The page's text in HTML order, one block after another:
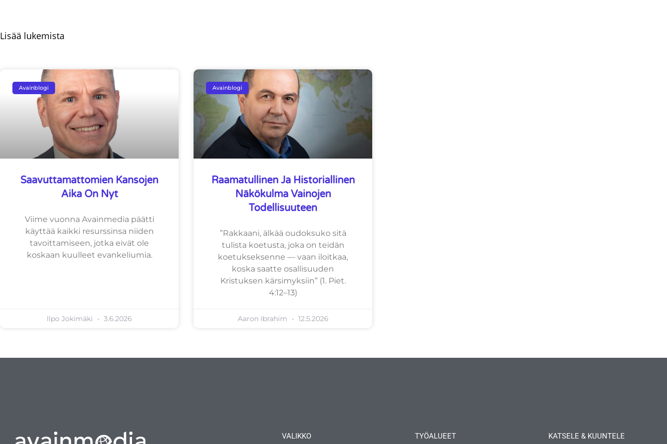
Lisää lukemista
Avainblogi
Saavuttamattomien Kansojen
Aika On Nyt
Viime vuonna Avainmedia päätti
käyttää kaikki resurssinsa niiden
tavoittamiseen, jotka eivät ole
koskaan kuulleet evankeliumia.
Ilpo Jokimäki 3.6.2026
Avainblogi
Raamatullinen Ja Historiallinen
Näkökulma Vainojen
Todellisuuteen
”Rakkaani, älkää oudoksuko sitä
tulista koetusta, joka on teidän
koetukseksenne — vaan iloitkaa,
koska saatte osallisuuden
Kristuksen kärsimyksiin” (1. Piet.
4:12–13)
Aaron Ibrahim 12.5.2026
VALIKKO TYÖALUEET KATSELE & KUUNTELE